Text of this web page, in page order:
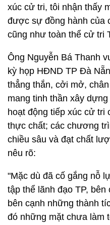
xúc cử tri, tôi nhận thấy
được sự đồng hành của
cũng như toàn thể cử tri
Ông Nguyễn Bá Thanh
kỳ họp HĐND TP Đà
thẳng thắn, cởi mở,
mang tinh thần xây
hoạt động tiếp xúc cử tri
thực chất; các chương
chiều sâu và đạt chất
nêu rõ:
"Mặc dù đã cố gắng nỗ
tập thể lãnh đạo TP,
bên cạnh những thành
đó những mặt chưa làm